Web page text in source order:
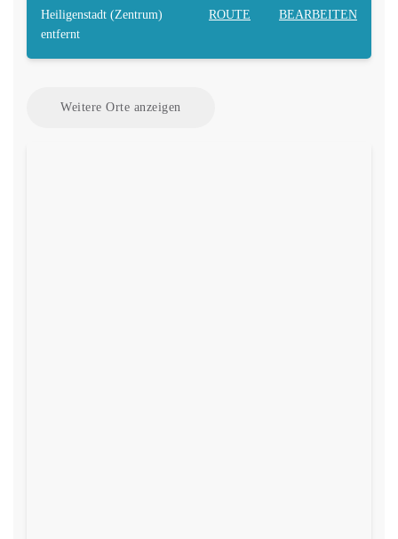
Heiligenstadt (Zentrum)
entfernt
ROUTE BEARBEITEN
Weitere Orte anzeigen